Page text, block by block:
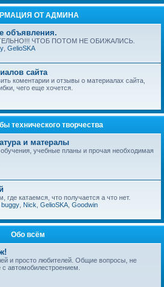
ОТ АДМИНА
объявления.
ЧТОБ ПОТОМ НЕ ОБИЖАЛИСЬ.
GelioSKA
сайта
коментарии и отзывы о материалах сайта,
чего еще хочется.
технического творчества
и матералы
учебные планы и прочая необходимая
где катаемся, что получается а что нет.
Nick GelioSKA Goodwin
Обо всём
и просто любителей. Общие вопросы, не
автомобилестроением.